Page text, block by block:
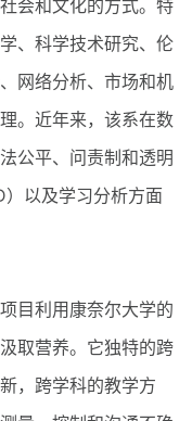
会和文化的方式。特
、科学技术研究、伦
网络分析、市场和机
。近年来，该系在数
公平、问责制和透明
以及学习分析方面
目利用康奈尔大学的
取营养。它独特的跨
，跨学科的教学方